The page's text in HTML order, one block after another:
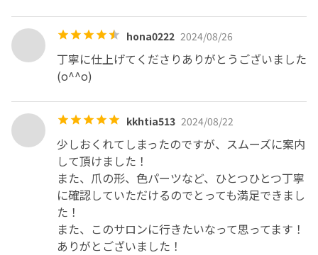
hona0222 2024/08/26
丁寧に仕上げてくださりありがとうございました
(o^^o)
kkhtia513 2024/08/22
少しおくれてしまったのですが、スムーズに案内
して頂けました！
また、爪の形、色パーツなど、ひとつひとつ丁寧
に確認していただけるのでとっても満足できまし
た！
また、このサロンに行きたいなって思ってます！
ありがとございました！